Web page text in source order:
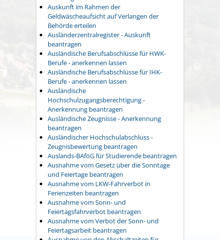
Auskunft im Rahmen der
Geldwäscheaufsicht auf Verlangen der
Behörde erteilen
Ausländerzentralregister - Auskunft
beantragen
Ausländische Berufsabschlüsse für HWK-
Berufe - anerkennen lassen
Ausländische Berufsabschlüsse für IHK-
Berufe - anerkennen lassen
Ausländische
Hochschulzugangsberechtigung -
Anerkennung beantragen
Ausländische Zeugnisse - Anerkennung
beantragen
Ausländischer Hochschulabschluss -
Zeugnisbewertung beantragen
Auslands-BAföG für Studierende beantragen
Ausnahme vom Gesetz über die Sonntage
und Feiertage beantragen
Ausnahme vom LKW-Fahrverbot in
Ferienzeiten beantragen
Ausnahme vom Sonn- und
Feiertagsfahrverbot beantragen
Ausnahme vom Verbot der Sonn- und
Feiertagsarbeit beantragen